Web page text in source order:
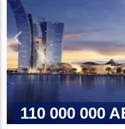
110 000 000